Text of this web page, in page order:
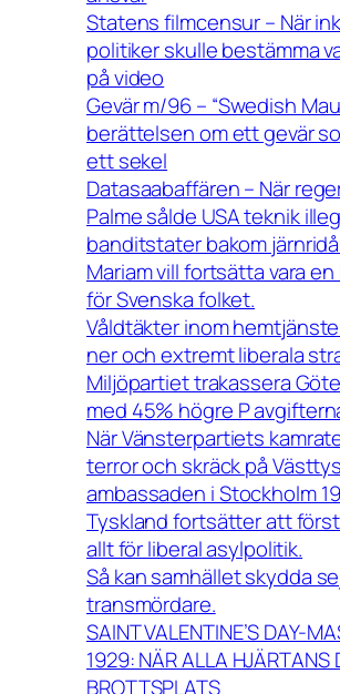
Statens filmcensur – När
politiker skulle bestämma
på video
Gevär m/96 – “Swedish
berättelsen om ett gevär
ett sekel
Datasaabaffären – När
Palme sålde USA teknik
banditstater bakom
Mariam vill fortsätta vara
för Svenska folket.
Våldtäkter inom
ner och extremt liberala
Miljöpartiet trakassera
med 45% högre P
När Vänsterpartiets
terror och skräck på
ambassaden i Stockholm
Tyskland fortsätter att
allt för liberal asylpolitik.
Så kan samhället skydda
transmördare.
SAINT VALENTINE’S DAY-
1929: NÄR ALLA HJÄRTANS
BROTTSPLATS